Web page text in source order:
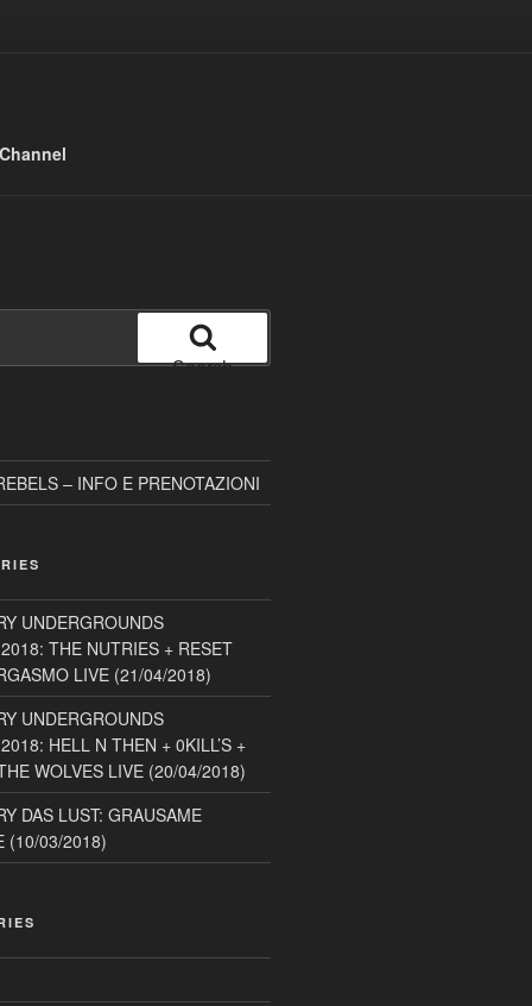
Search
– INFO E PRENOTAZIONI
UNDERGROUNDS
THE NUTRIES + RESET
LIVE (21/04/2018)
UNDERGROUNDS
HELL N THEN + 0KILL’S +
WOLVES LIVE (20/04/2018)
DAS LUST: GRAUSAME
(10/03/2018)